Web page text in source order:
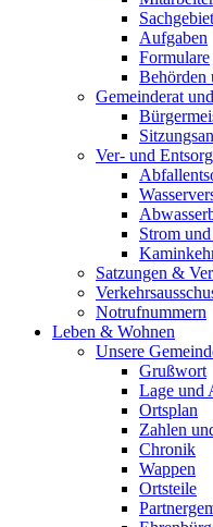
Aufgaben
Formulare
Behörden
Gemeinderat
Ver- und
Strom
Satzungen &
Notrufnummern
Leben & Wohnen
Unsere
Grußwort
Lage und
Ortsplan
Zahlen
Chronik
Wappen
Ortsteile